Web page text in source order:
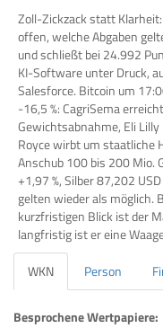
Zoll-Zickzack statt
offen, welche Abgaben
und schließt bei 24.992
KI-Software unter Druck,
Salesforce. Bitcoin um
-16,5 %: CagriSema
Gewichtsabnahme, Eli
Royce wirbt um staatliche
Anschub 100 bis 200 Mio.
+1,97 %, Silber 87,202
gelten wieder als möglich.
kurzfristigen Blick ist der
langfristig ist er eine
WKN
Person
Besprochene Wertpapiere: